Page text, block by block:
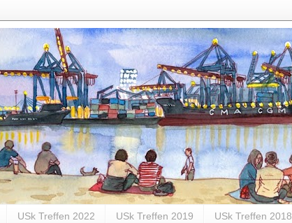
USk Treffen 2022 USk Treffen 2019 USk Treffen 2018